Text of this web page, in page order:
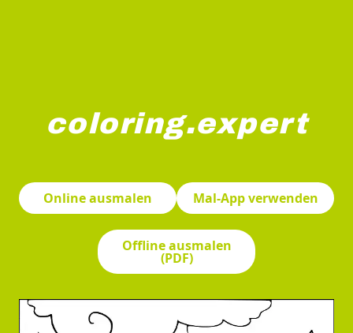
coloring.expert
Online ausmalen
Mal-App verwenden
Offline ausmalen
(PDF)